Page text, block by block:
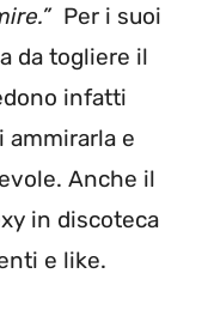
Per i suoi
da togliere il
infatti
ammirarla e
Anche il
in discoteca
e like.